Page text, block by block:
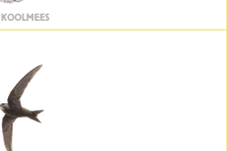
KOOLMEES